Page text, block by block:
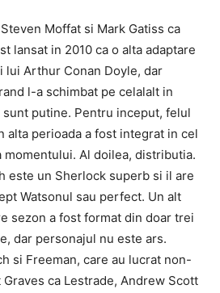
Moffat si Mark Gatiss ca
lansat in 2010 ca o alta adaptare
lui Arthur Conan Doyle, dar
l-a schimbat pe celalalt in
putine. Pentru inceput, felul
alta perioada a fost integrat in cel
momentului. Al doilea, distributia.
este un Sherlock superb si il are
Watsonul sau perfect. Un alt
sezon a fost format din doar trei
dar personajul nu este ars.
si Freeman, care au lucrat non-
ca Lestrade, Andrew Scott